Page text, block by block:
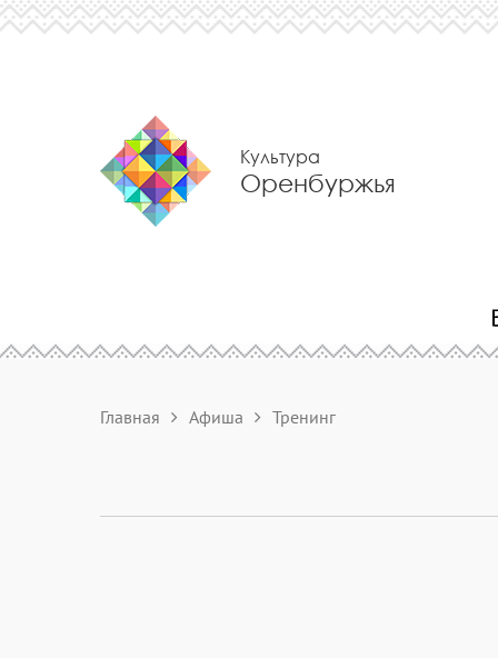
Культура
Оренбуржья
Главная Афиша Тренинг